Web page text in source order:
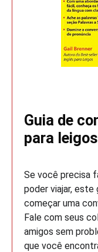
Guia de
para
Se você precisa
poder viajar, este
começar uma
Fale com seus
amigos sem
que você